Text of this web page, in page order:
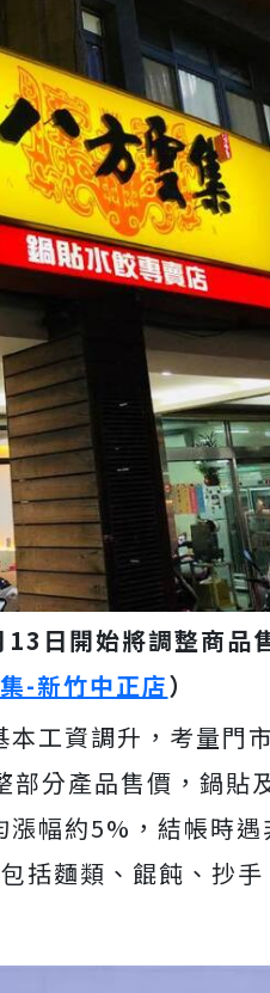
日開始將調整商品
-新竹中正店）
工資調升，考量門
分產品售價，鍋貼
幅約5%，結帳時遇
括麵類、餛飩、抄